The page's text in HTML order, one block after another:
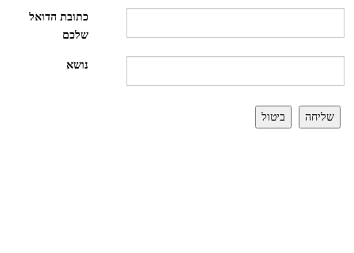
כתובת הדואל
שלכם
נושא
שליחה ביטול